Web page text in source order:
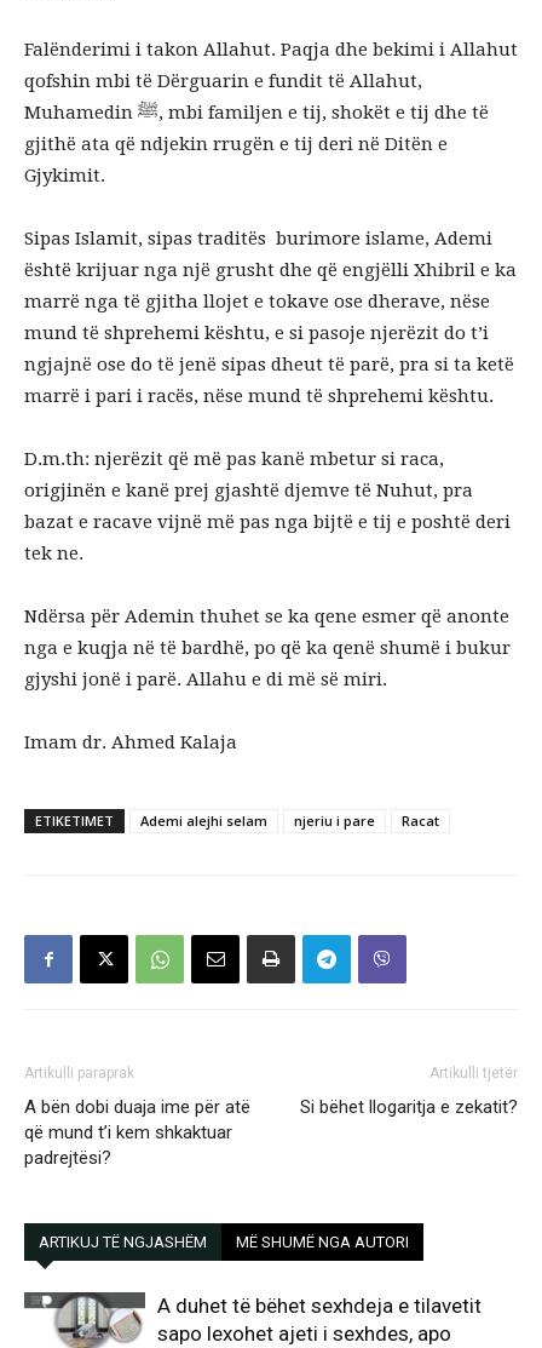
Falënderimi i takon Allahut. Paqja dhe bekimi i Allahut
qofshin mbi të Dërguarin e fundit të Allahut,
Muhamedin ﷺ, mbi familjen e tij, shokët e tij dhe të
gjithë ata që ndjekin rrugën e tij deri në Ditën e
Gjykimit.
Sipas Islamit, sipas traditës burimore islame, Ademi
është krijuar nga një grusht dhe që engjëlli Xhibril e ka
marrë nga të gjitha llojet e tokave ose dherave, nëse
mund të shprehemi kështu, e si pasoje njerëzit do t’i
ngjajnë ose do të jenë sipas dheut të parë, pra si ta ketë
marrë i pari i racës, nëse mund të shprehemi kështu.
D.m.th: njerëzit që më pas kanë mbetur si raca,
origjinën e kanë prej gjashtë djemve të Nuhut, pra
bazat e racave vijnë më pas nga bijtë e tij e poshtë deri
tek ne.
Ndërsa për Ademin thuhet se ka qene esmer që anonte
nga e kuqja në të bardhë, po që ka qenë shumë i bukur
gjyshi jonë i parë. Allahu e di më së miri.
Imam dr. Ahmed Kalaja
ETIKETIMET Ademi alejhi selam njeriu i pare Racat
Artikulli paraprak
A bën dobi duaja ime për atë
që mund t’i kem shkaktuar
padrejtësi?
Artikulli tjetër
Si bëhet llogaritja e zekatit?
ARTIKUJ TË NGJASHËM MË SHUMË NGA AUTORI
A duhet të bëhet sexhdeja e tilavetit
sapo lexohet ajeti i sexhdes, apo